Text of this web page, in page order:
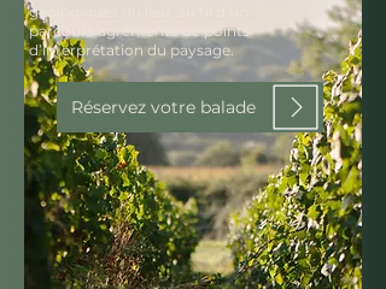
géologiques du lieu, au fil d’un
parcours agrémenté de points
d’interprétation du paysage.
Réservez votre balade